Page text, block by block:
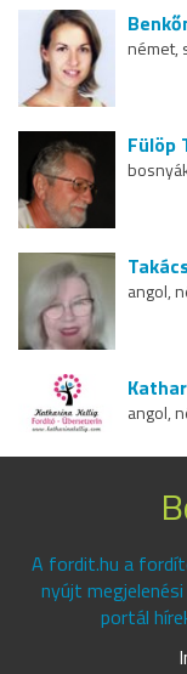
német,
Fülöp
angol,
angol,
A fordit.hu a
nyújt
portál